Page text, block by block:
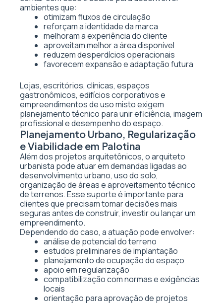
ambientes que:
otimizam fluxos de circulação
reforçam a identidade da marca
melhoram a experiência do cliente
aproveitam melhor a área disponível
reduzem desperdícios operacionais
favorecem expansão e adaptação futura
Lojas, escritórios, clínicas, espaços
gastronômicos, edifícios corporativos e
empreendimentos de uso misto exigem
planejamento técnico para unir eficiência, imagem
profissional e desempenho do espaço.
Planejamento Urbano, Regularização
e Viabilidade em Palotina
Além dos projetos arquitetônicos, o arquiteto
urbanista pode atuar em demandas ligadas ao
desenvolvimento urbano, uso do solo,
organização de áreas e aproveitamento técnico
de terrenos. Esse suporte é importante para
clientes que precisam tomar decisões mais
seguras antes de construir, investir ou lançar um
empreendimento.
Dependendo do caso, a atuação pode envolver:
análise de potencial do terreno
estudos preliminares de implantação
planejamento de ocupação do espaço
apoio em regularização
compatibilização com normas e exigências
locais
orientação para aprovação de projetos